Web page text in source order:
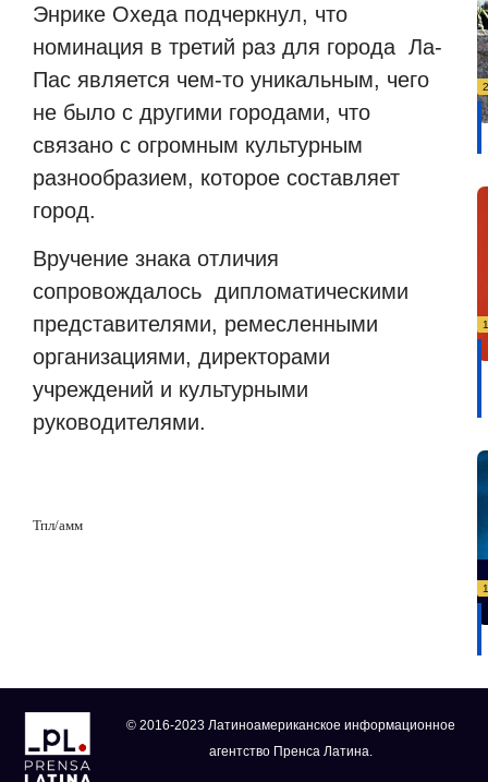
Энрике Охеда подчеркнул, что
номинация в третий раз для города Ла-
Пас является чем-то уникальным, чего
не было с другими городами, что
связано с огромным культурным
разнообразием, которое составляет
город.
Вручение знака отличия
сопровождалось дипломатическими
представителями, ремесленными
организациями, директорами
учреждений и культурными
руководителями.
Тпл/амм
© 2016-2023 Латиноамериканское информационное
агентство Пренса Латина.